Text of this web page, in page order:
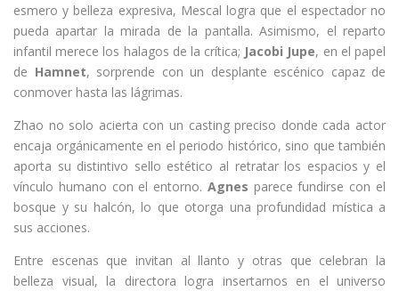
esmero y belleza expresiva, Mescal logra que el espectador no
pueda apartar la mirada de la pantalla. Asimismo, el reparto
infantil merece los halagos de la crítica; Jacobi Jupe, en el papel
de Hamnet, sorprende con un desplante escénico capaz de
conmover hasta las lágrimas.
Zhao no solo acierta con un casting preciso donde cada actor
encaja orgánicamente en el periodo histórico, sino que también
aporta su distintivo sello estético al retratar los espacios y el
vínculo humano con el entorno. Agnes parece fundirse con el
bosque y su halcón, lo que otorga una profundidad mística a
sus acciones.
Entre escenas que invitan al llanto y otras que celebran la
belleza visual, la directora logra insertarnos en el universo